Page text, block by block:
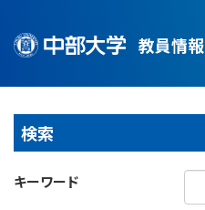
教員情報
検索
キーワード